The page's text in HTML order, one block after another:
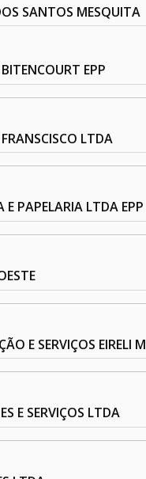
SANTOS MESQUITA
EPP
LTDA
E PAPELARIA LTDA EPP
E SERVIÇOS EIRELI
E SERVIÇOS LTDA